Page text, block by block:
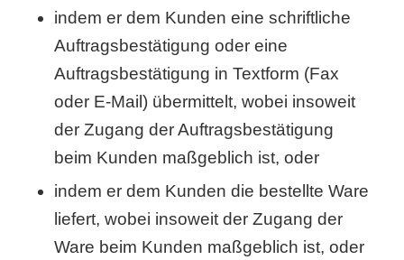
indem er dem Kunden eine schriftliche
Auftragsbestätigung oder eine
Auftragsbestätigung in Textform (Fax
oder E-Mail) übermittelt, wobei insoweit
der Zugang der Auftragsbestätigung
beim Kunden maßgeblich ist, oder
indem er dem Kunden die bestellte Ware
liefert, wobei insoweit der Zugang der
Ware beim Kunden maßgeblich ist, oder